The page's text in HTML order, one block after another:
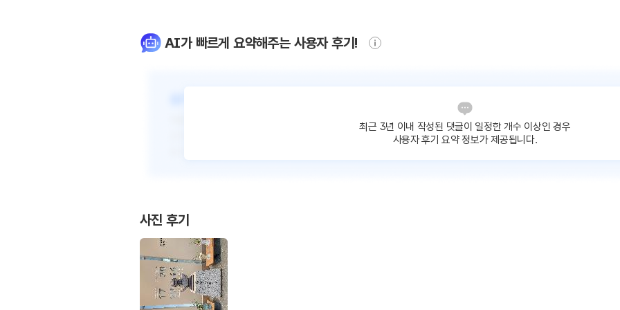
AI가 빠르게 요약해주는 사용자 후기!
최근 3년 이내 작성된 댓글이 일정한 개수 이상인 경우
사용자 후기 요약 정보가 제공됩니다.
사진 후기